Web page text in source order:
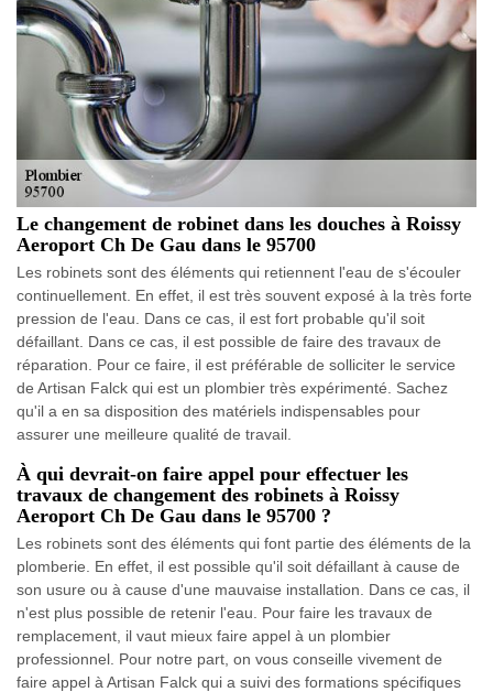
Le changement de robinet dans les douches à Roissy
Aeroport Ch De Gau dans le 95700
Les robinets sont des éléments qui retiennent l'eau de s'écouler
continuellement. En effet, il est très souvent exposé à la très forte
pression de l'eau. Dans ce cas, il est fort probable qu'il soit
défaillant. Dans ce cas, il est possible de faire des travaux de
réparation. Pour ce faire, il est préférable de solliciter le service
de Artisan Falck qui est un plombier très expérimenté. Sachez
qu'il a en sa disposition des matériels indispensables pour
assurer une meilleure qualité de travail.
À qui devrait-on faire appel pour effectuer les
travaux de changement des robinets à Roissy
Aeroport Ch De Gau dans le 95700 ?
Les robinets sont des éléments qui font partie des éléments de la
plomberie. En effet, il est possible qu'il soit défaillant à cause de
son usure ou à cause d'une mauvaise installation. Dans ce cas, il
n'est plus possible de retenir l'eau. Pour faire les travaux de
remplacement, il vaut mieux faire appel à un plombier
professionnel. Pour notre part, on vous conseille vivement de
faire appel à Artisan Falck qui a suivi des formations spécifiques